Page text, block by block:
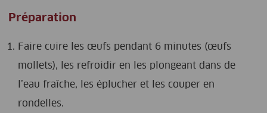
Préparation
Faire cuire les œufs pendant 6 minutes (œufs
mollets), les refroidir en les plongeant dans de
l’eau fraîche, les éplucher et les couper en
rondelles.